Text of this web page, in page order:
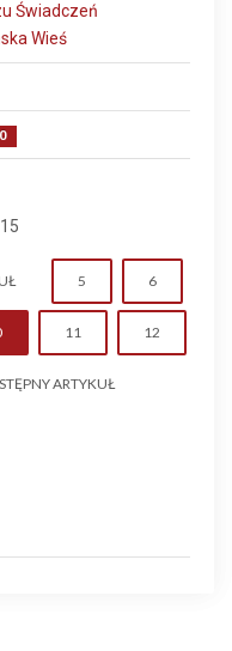
Świadczeń
Wieś
5 6
11 12
ARTYKUŁ